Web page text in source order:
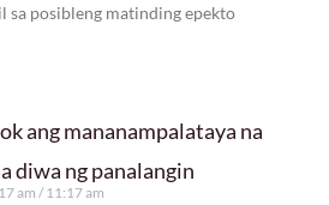
sa posibleng matinding epekto
ang mananampalataya na
diwa ng panalangin
am 11:17 am